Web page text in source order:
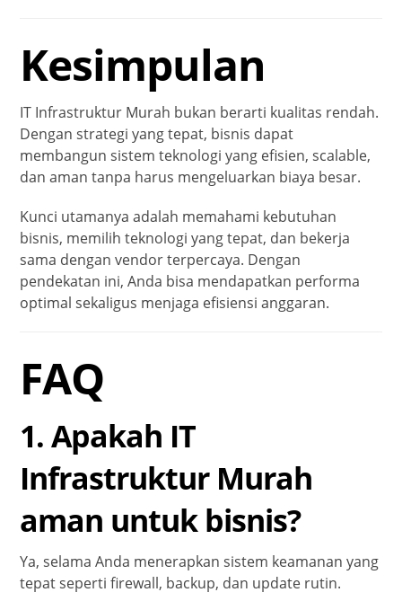
Kesimpulan
IT Infrastruktur Murah bukan berarti kualitas rendah.
Dengan strategi yang tepat, bisnis dapat
membangun sistem teknologi yang efisien, scalable,
dan aman tanpa harus mengeluarkan biaya besar.
Kunci utamanya adalah memahami kebutuhan
bisnis, memilih teknologi yang tepat, dan bekerja
sama dengan vendor terpercaya. Dengan
pendekatan ini, Anda bisa mendapatkan performa
optimal sekaligus menjaga efisiensi anggaran.
FAQ
1. Apakah IT
Infrastruktur Murah
aman untuk bisnis?
Ya, selama Anda menerapkan sistem keamanan yang
tepat seperti firewall, backup, dan update rutin.